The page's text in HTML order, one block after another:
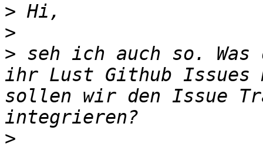
>
>
> seh ich auch so. Was
ihr Lust Github Issues
sollen wir den Issue
>